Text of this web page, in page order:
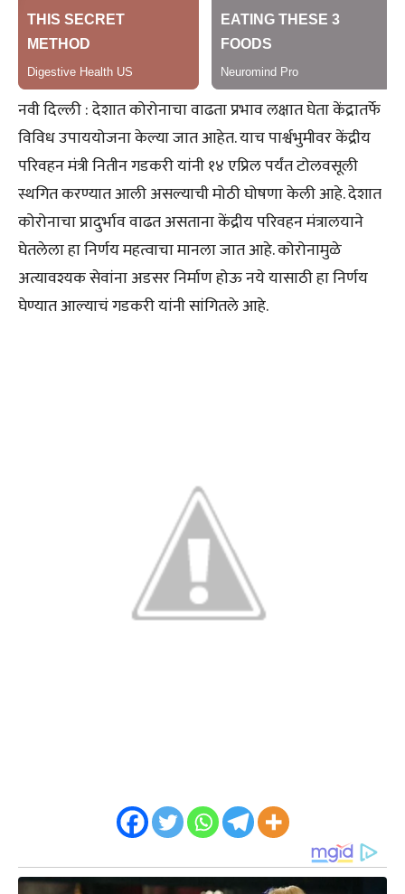
नवी दिल्ली : देशात कोरोनाचा वाढता प्रभाव लक्षात घेता केंद्रातर्फे
विविध उपाययोजना केल्या जात आहेत. याच पार्श्वभुमीवर केंद्रीय
परिवहन मंत्री नितीन गडकरी यांनी १४ एप्रिल पर्यंत टोलवसूली
स्थगित करण्यात आली असल्याची मोठी घोषणा केली आहे. देशात
कोरोनाचा प्रादुर्भाव वाढत असताना केंद्रीय परिवहन मंत्रालयाने
घेतलेला हा निर्णय महत्वाचा मानला जात आहे. कोरोनामुळे
अत्यावश्यक सेवांना अडसर निर्माण होऊ नये यासाठी हा निर्णय
घेण्यात आल्याचं गडकरी यांनी सांगितले आहे.